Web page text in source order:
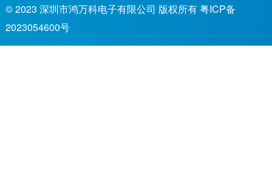
© 2023 深圳市鸿万科电子有限公司 版权所有粤ICP备
2023054600号